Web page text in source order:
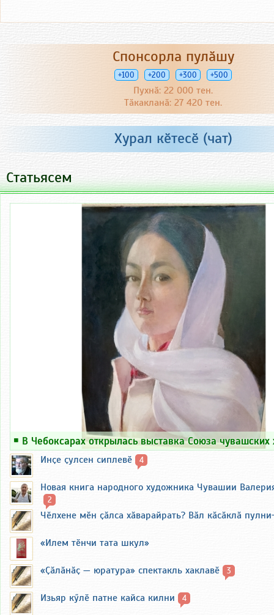
Спонсорла пулӑшу
+100 +200 +300 +500
Пухнӑ: 22 000 тен.
Тӑкакланӑ: 27 420 тен.
Хурал кӗтесӗ (чат)
Статьясем
￭ В Чебоксарах открылась выставка Союза
Инҫе ҫулсен сиплевӗ 4
Новая книга народного художника Чувашии
2
Чӗлхене мӗн ҫӑлса хӑварайрать? Вӑл кӑсӑклӑ
«Илем тӗнчи тата шкул»
«Ҫӑлӑнӑҫ — юратура» спектакль хаклавӗ 3
Изьяр кӳлӗ патне кайса килни 4